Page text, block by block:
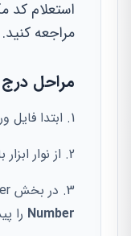
استعلام کد
مراجعه کنید.
مراحل درج
ابتدا فایل
از نوار
در بخش Header & Footer، گزینه
Number را